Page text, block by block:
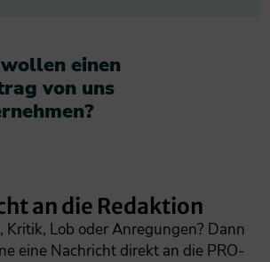
einen
von uns
an die Redaktion
Kritik, Lob oder Anregungen? Dann
eine Nachricht direkt an die PRO-